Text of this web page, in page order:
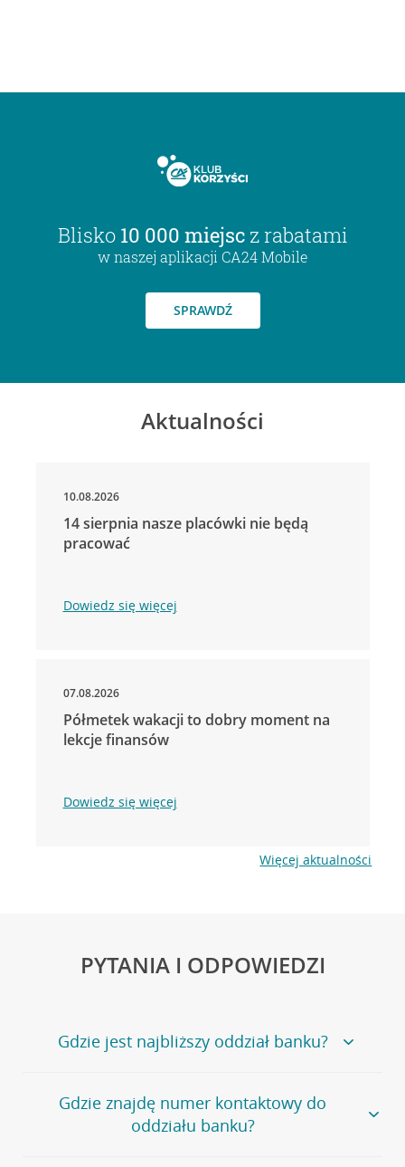
Blisko 10 000 miejsc z rabatami
w naszej aplikacji CA24 Mobile
SPRAWDŹ
Aktualności
10.08.2026
14 sierpnia nasze placówki nie będą
pracować
Dowiedz się więcej
07.08.2026
Półmetek wakacji to dobry moment na
lekcje finansów
Dowiedz się więcej
Więcej aktualności
PYTANIA I ODPOWIEDZI
Gdzie jest najbliższy oddział banku?
Jeśli szukasz oddziału naszego banku, zapraszamy na
stronęPlacówki i bankomaty, na której znajduje się
wygodna wyszukiwarka.
Gdzie znajdę numer kontaktowy do
oddziału banku?